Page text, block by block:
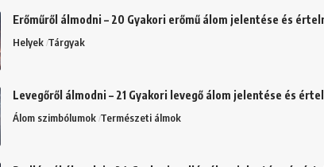
Erőműről álmodni – 20 Gyakori erőmű álom jelentése és
Helyek Tárgyak
Levegőről álmodni – 21 Gyakori levegő álom jelentése és
Álom szimbólumok Természeti álmok